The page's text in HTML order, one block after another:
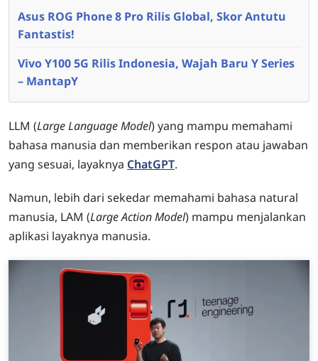
Asus ROG Phone 8 Pro Rilis Global, Skor Antutu
Fantastis!
Vivo Y100 5G Rilis Indonesia, Wajah Baru Y Series
– MantapY
LLM (Large Language Model) yang mampu memahami
bahasa manusia dan memberikan respon atau jawaban
yang sesuai, layaknya ChatGPT.
Namun, lebih dari sekedar memahami bahasa natural
manusia, LAM (Large Action Model) mampu menjalankan
aplikasi layaknya manusia.